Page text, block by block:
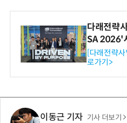
다래전략
SA 2026'
와의 비즈
-바이오 해
보
[다래전략
로가기>
이동근 기자 기사 더보기